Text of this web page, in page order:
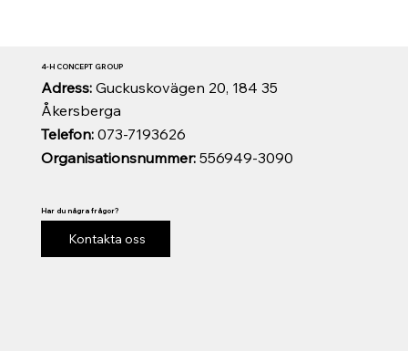
Organisationsnummer:556949-3090
Telefon:073-7193626
Adress: Guckuskovägen 20, 184 35
Åkersberga
4-H CONCEPT GROUP
Har du några frågor?
Kontakta oss